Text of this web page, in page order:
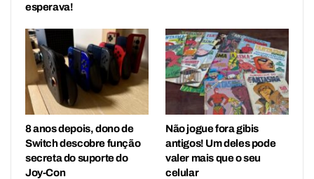
esperava!
8 anos depois, dono de
Switch descobre função
secreta do suporte do
Joy-Con
Não jogue fora gibis
antigos! Um deles pode
valer mais que o seu
celular